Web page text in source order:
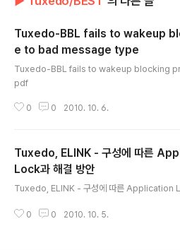
Tuxedo-BBL fails to wakeup
e to bad message type
Tuxedo-BBL fails to wakeup blocking
pdf
0 0 2010. 10. 6.
Tuxedo, ELINK - 구성에 따른
Lock과 해결 방안
Tuxedo, ELINK - 구성에 따른
0 0 2010. 10. 5.